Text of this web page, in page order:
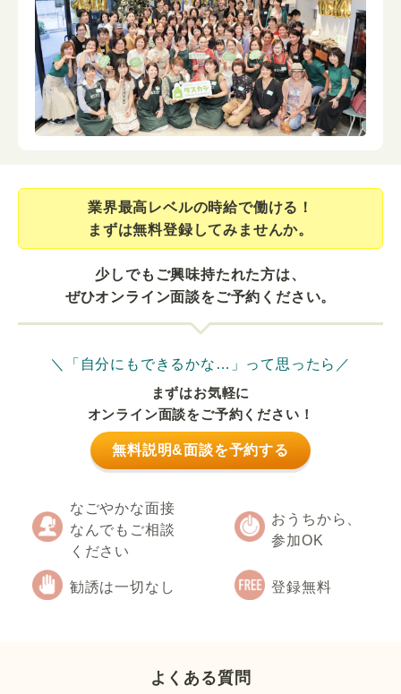
業界最⾼レベルの時給で働ける！
まずは無料登録してみませんか。
少しでもご興味持たれた方は、
ぜひオンライン面談をご予約ください。
＼「自分にもできるかな…」って思ったら／
まずはお気軽に
オンライン面談をご予約ください！
無料説明&面談を予約する
なごやかな面接
なんでもご相談
ください
おうちから、
参加OK
勧誘は一切なし 登録無料
よくある質問